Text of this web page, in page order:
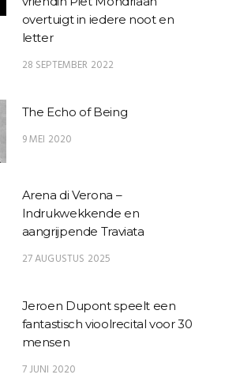
overtuigt in iedere noot en
letter
28 SEPTEMBER 2022
The Echo of Being
9 MEI 2020
Arena di Verona –
Indrukwekkende en
aangrijpende Traviata
27 AUGUSTUS 2025
Jeroen Dupont speelt een
fantastisch vioolrecital voor 30
mensen
7 JUNI 2020